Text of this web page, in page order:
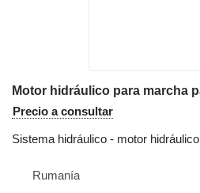
Precio a consultar
Sistema hidráulico - motor hidráulico
Rumanía